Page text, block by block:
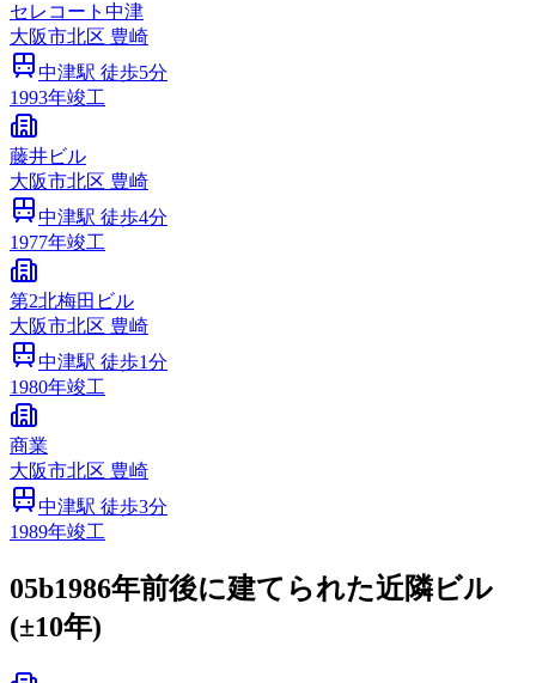
セレコート中津
大阪市北区 豊崎
中津駅 徒歩5分
1993年竣工
藤井ビル
大阪市北区 豊崎
中津駅 徒歩4分
1977年竣工
第2北梅田ビル
大阪市北区 豊崎
中津駅 徒歩1分
1980年竣工
商業
大阪市北区 豊崎
中津駅 徒歩3分
1989年竣工
05b1986年前後に建てられた近隣ビル
(±10年)